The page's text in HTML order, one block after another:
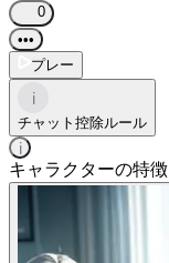
0
•••
プレー
i
チャット控除ルール
i
キャラクターの特徴